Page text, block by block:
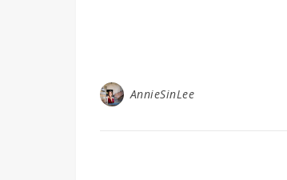
AnnieSinLee